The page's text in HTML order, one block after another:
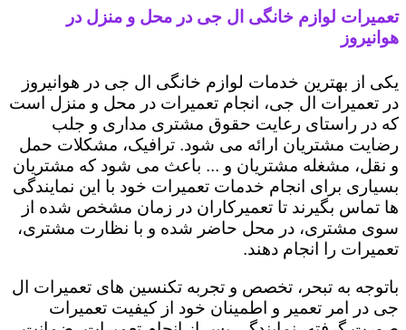
تعمیرات لوازم خانگی ال جی در محل و منزل در
هوانیروز
یکی از بهترین خدمات لوازم خانگی ال جی در هوانیروز
در تعمیرات ال جی، انجام تعمیرات در محل و منزل است
که در راستای رعایت حقوق مشتری مداری و جلب
رضایت مشتریان ارائه می شود. ترافیک، مشکلات حمل
و نقل، مشغله مشتریان و ... باعث می شود که مشتریان
بسیاری برای انجام خدمات تعمیرات خود با این نمایندگی
ها تماس بگیرند تا تعمیرکاران در زمان مشخص شده از
سوی مشتری، در محل حاضر شده و با نظارت مشتری،
تعمیرات را انجام دهند.
باتوجه به تبحر، تخصص و تجربه تکنسین های تعمیرات ال
جی در امر تعمیر و اطمینان خود از کیفیت تعمیرات